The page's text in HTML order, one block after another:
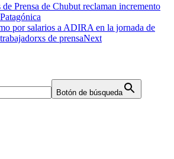
de Prensa de Chubut reclaman incremento
por salarios a ADIRA en la jornada de
de prensaNext
Botón de búsqueda